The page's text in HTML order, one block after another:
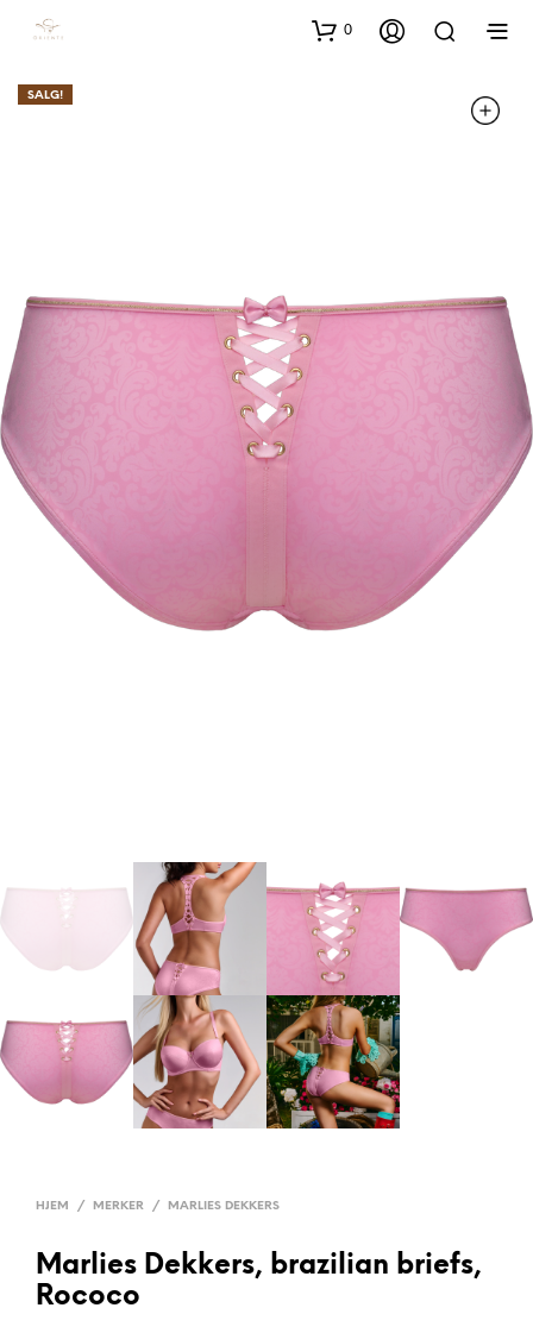
0
SALG!
HJEM / MERKER / MARLIES DEKKERS
Marlies Dekkers, brazilian briefs,
Rococo